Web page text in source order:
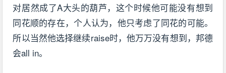
对居然成了A大头的葫芦，这个时候他可能没有想到
同花顺的存在，个人认为，他只考虑了同花的可能。
所以当然他选择继续raise时，他万万没有想到，邦德
会all in。